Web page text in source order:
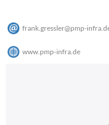
frank.gressler@pmp-infra.
www.pmp-infra.de